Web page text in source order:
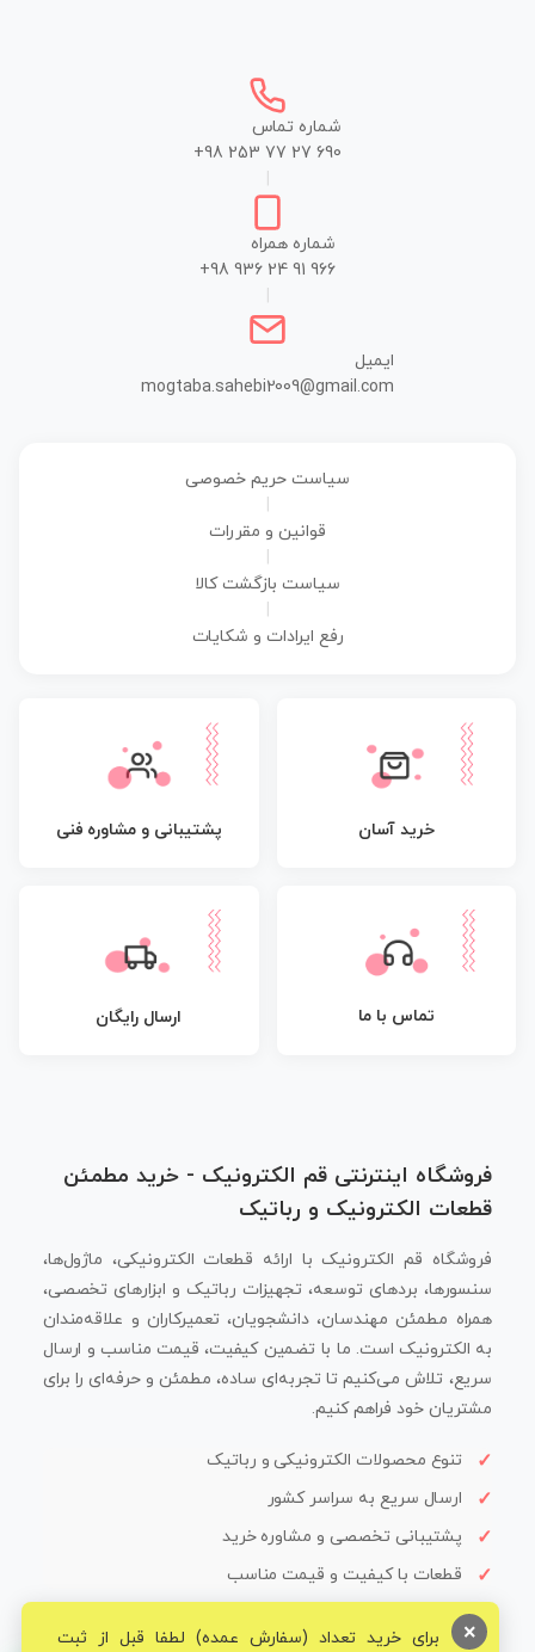
شماره تماس
+98 253 77 27 690
شماره همراه
+98 936 24 91 966
ایمیل
mogtaba.sahebi2009@gmail.com
سیاست حریم خصوصی
قوانین و مقررات
سیاست بازگشت کالا
رفع ایرادات و شکایات
خرید آسان پشتیبانی و مشاوره فنی
تماس با ما ارسال رایگان
فروشگاه اینترنتی قم الکترونیک - خرید مطمئن
قطعات الکترونیک و رباتیک
فروشگاه قم الکترونیک با ارائه قطعات الکترونیکی، ماژول‌ها،
سنسورها، بردهای توسعه، تجهیزات رباتیک و ابزارهای تخصصی،
همراه مطمئن مهندسان، دانشجویان، تعمیرکاران و علاقه‌مندان
به الکترونیک است. ما با تضمین کیفیت، قیمت مناسب و ارسال
سریع، تلاش می‌کنیم تا تجربه‌ای ساده، مطمئن و حرفه‌ای را برای
مشتریان خود فراهم کنیم.
تنوع محصولات الکترونیکی و رباتیک
ارسال سریع به سراسر کشور
پشتیبانی تخصصی و مشاوره خرید
قطعات با کیفیت و قیمت مناسب
برای خرید تعداد (سفارش عمده) لطفا قبل از ثبت ×